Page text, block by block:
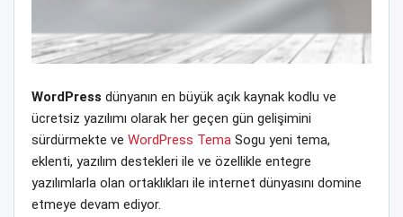
WordPress dünyanın en büyük açık kaynak kodlu ve
ücretsiz yazılımı olarak her geçen gün gelişimini
sürdürmekte ve WordPress Tema Sogu yeni tema,
eklenti, yazılım destekleri ile ve özellikle entegre
yazılımlarla olan ortaklıkları ile internet dünyasını domine
etmeye devam ediyor.